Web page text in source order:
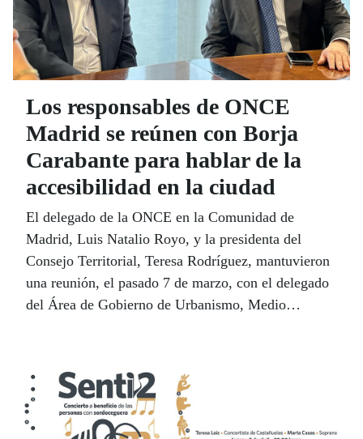
Los responsables de ONCE
Madrid se reúnen con Borja
Carabante para hablar de la
accesibilidad en la ciudad
El delegado de la ONCE en la Comunidad de
Madrid, Luis Natalio Royo, y la presidenta del
Consejo Territorial, Teresa Rodríguez, mantuvieron
una reunión, el pasado 7 de marzo, con el delegado
del Área de Gobierno de Urbanismo, Medio